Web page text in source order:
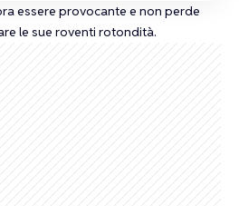
essere provocante e non perde
le sue roventi rotondità.